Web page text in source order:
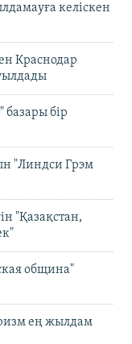
келіскен
Краснодар
базары бір
"Линдси Грэм
"Қазақстан,
община"
ең жылдам